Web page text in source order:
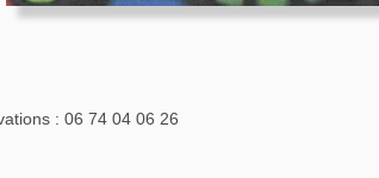
: 06 74 04 06 26